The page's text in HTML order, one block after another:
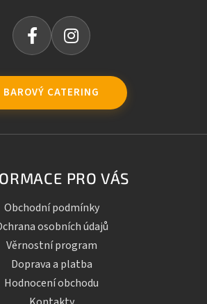
BAROVÝ CATERING
PRO VÁS
Obchodní podmínky
osobních údajů
Věrnostní program
Doprava a platba
Hodnocení obchodu